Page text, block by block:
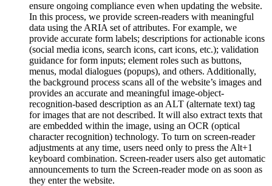
ensure ongoing compliance even when updating the website.
In this process, we provide screen-readers with meaningful
data using the ARIA set of attributes. For example, we
provide accurate form labels; descriptions for actionable icons
(social media icons, search icons, cart icons, etc.); validation
guidance for form inputs; element roles such as buttons,
menus, modal dialogues (popups), and others. Additionally,
the background process scans all of the website’s images and
provides an accurate and meaningful image-object-
recognition-based description as an ALT (alternate text) tag
for images that are not described. It will also extract texts that
are embedded within the image, using an OCR (optical
character recognition) technology. To turn on screen-reader
adjustments at any time, users need only to press the Alt+1
keyboard combination. Screen-reader users also get automatic
announcements to turn the Screen-reader mode on as soon as
they enter the website.